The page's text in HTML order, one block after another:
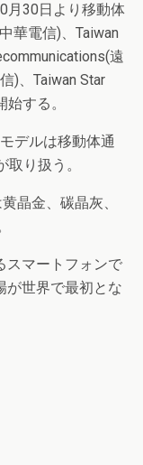
月30日より移動体
華電信)、Taiwan
遠
)、Taiwan Star
する。
デルは移動体通
り扱う。
晶金、碳晶灰、
スマートフォンで
が世界で最初とな